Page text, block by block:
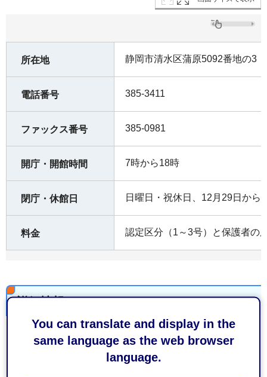
You can translate and display in the
same language as the web browser
language.
所在地 静岡市清水区蒲原5092番地の3
電話番号 385-3411
ファックス番号 385-0981
開庁・開館時間 7時から18時
閉庁・休館日 日曜日・祝休日、12月29日から
料金 認定区分（1～3号）と保護者の
詳細情報
蒲原東部こども園